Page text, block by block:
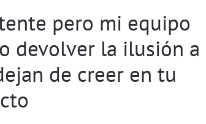
pero mi equipo
devolver la ilusión a
de creer en tu